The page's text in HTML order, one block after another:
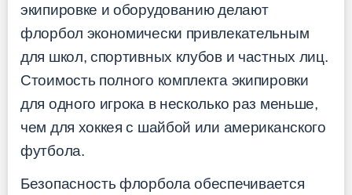
экипировке и оборудованию делают
флорбол экономически привлекательным
для школ, спортивных клубов и частных лиц.
Стоимость полного комплекта экипировки
для одного игрока в несколько раз меньше,
чем для хоккея с шайбой или американского
футбола.
Безопасность флорбола обеспечивается